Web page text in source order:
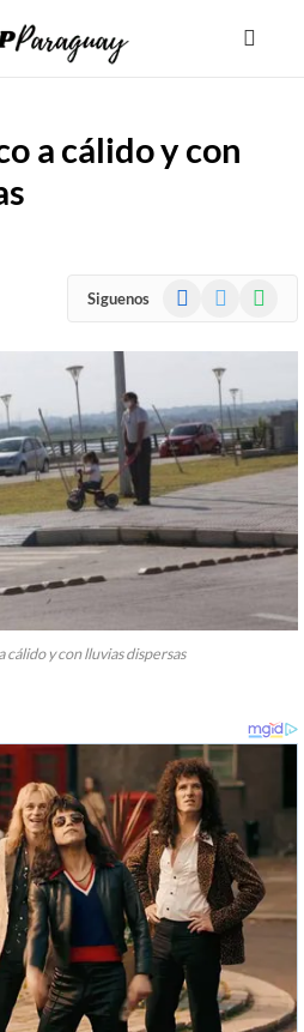
a cálido y con
Siguenos Facebook
y con lluvias dispersas